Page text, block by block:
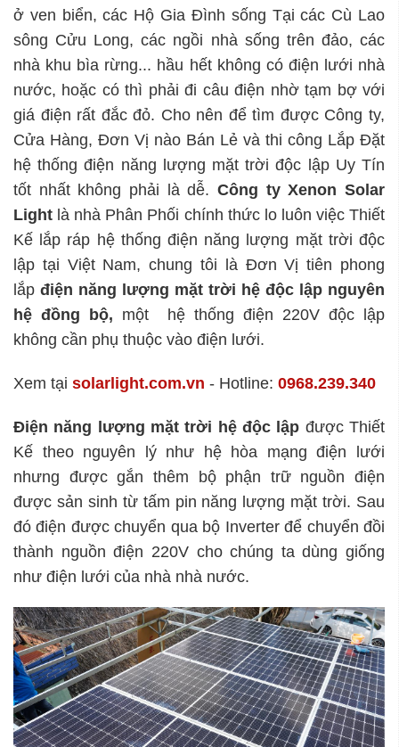
ở ven biển, các Hộ Gia Đình sống Tại các Cù Lao
sông Cửu Long, các ngồi nhà sống trên đảo, các
nhà khu bìa rừng... hầu hết không có điện lưới nhà
nước, hoặc có thì phải đi câu điện nhờ tạm bợ với
giá điện rất đắc đỏ. Cho nên để tìm được Công ty,
Cửa Hàng, Đơn Vị nào Bán Lẻ và thi công Lắp Đặt
hệ thống điện năng lượng mặt trời độc lập Uy Tín
tốt nhất không phải là dễ. Công ty Xenon Solar
Light là nhà Phân Phối chính thức lo luôn việc Thiết
Kế lắp ráp hệ thống điện năng lượng mặt trời độc
lập tại Việt Nam, chung tôi là Đơn Vị tiên phong
lắp điện năng lượng mặt trời hệ độc lập nguyên
hệ đồng bộ, một hệ thống điện 220V độc lập
không cần phụ thuộc vào điện lưới.
Xem tại solarlight.com.vn - Hotline: 0968.239.340
Điện năng lượng mặt trời hệ độc lập được Thiết
Kế theo nguyên lý như hệ hòa mạng điện lưới
nhưng được gắn thêm bộ phận trữ nguồn điện
được sản sinh từ tấm pin năng lượng mặt trời. Sau
đó điện được chuyển qua bộ Inverter để chuyển đồi
thành nguồn điện 220V cho chúng ta dùng giống
như điện lưới của nhà nhà nước.